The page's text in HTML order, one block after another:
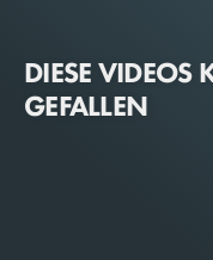
DIESE VIDEOS
GEFALLEN